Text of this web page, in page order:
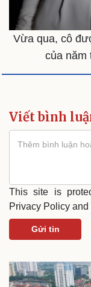
Văn hóa
Âm nhạc
Di sản
Vừa qua, cô
của năm
Viết bình
This site is
Privacy Policy and
Gửi tin